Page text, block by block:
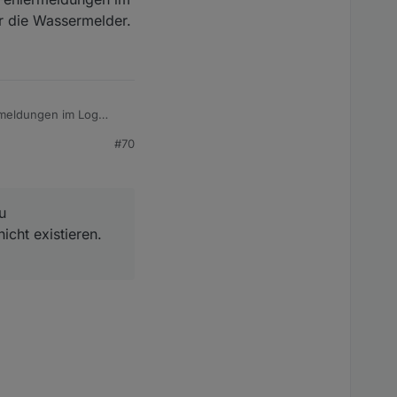
Wassermelder.
im Log
#70
existieren.